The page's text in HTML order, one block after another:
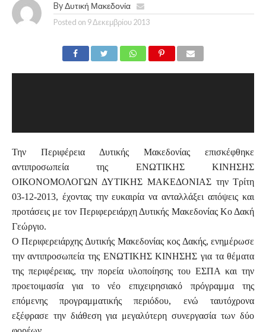
By Δυτική Μακεδονία
Posted on 9 Δεκεμβρίου 2013
Την Περιφέρεια Δυτικής Μακεδονίας επισκέφθηκε
αντιπροσωπεία της ΕΝΩΤΙΚΗΣ ΚΙΝΗΣΗΣ
ΟΙΚΟΝΟΜΟΛΟΓΩΝ ΔΥΤΙΚΗΣ ΜΑΚΕΔΟΝΙΑΣ την Τρίτη
03-12-2013, έχοντας την ευκαιρία να ανταλλάξει απόψεις και
προτάσεις με τον Περιφερειάρχη Δυτικής Μακεδονίας Κο Δακή
Γεώργιο.
Ο Περιφερειάρχης Δυτικής Μακεδονίας κος Δακής, ενημέρωσε
την αντιπροσωπεία της ΕΝΩΤΙΚΗΣ ΚΙΝΗΣΗΣ για τα θέματα
της περιφέρειας, την πορεία υλοποίησης του ΕΣΠΑ και την
προετοιμασία για το νέο επιχειρησιακό πρόγραμμα της
επόμενης προγραμματικής περιόδου, ενώ ταυτόχρονα
εξέφρασε την διάθεση για μεγαλύτερη συνεργασία των δύο